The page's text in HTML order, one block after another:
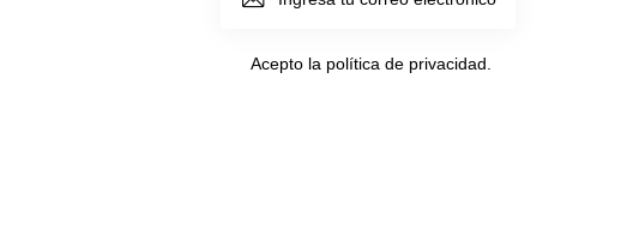
Acepto la política de privacidad